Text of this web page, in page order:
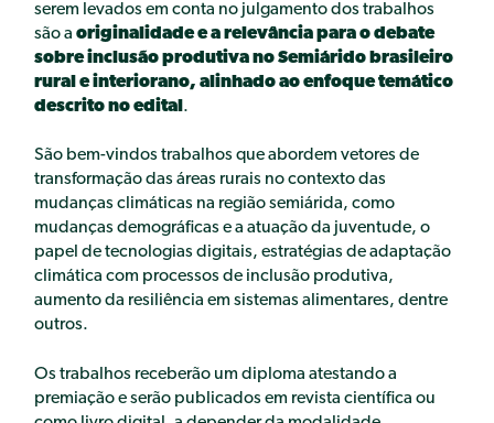
NOTÍCIAS
PTENES
serem levados em conta no julgamento dos trabalhos
são a originalidade e a relevância para o debate
sobre inclusão produtiva no Semiárido brasileiro
rural e interiorano, alinhado ao enfoque temático
descrito no edital .
São bem-vindos trabalhos que abordem vetores de
transformação das áreas rurais no contexto das
mudanças climáticas na região semiárida, como
mudanças demográficas e a atuação da juventude, o
papel de tecnologias digitais, estratégias de adaptação
climática com processos de inclusão produtiva,
aumento da resiliência em sistemas alimentares, dentre
outros.
Os trabalhos receberão um diploma atestando a
premiação e serão publicados em revista científica ou